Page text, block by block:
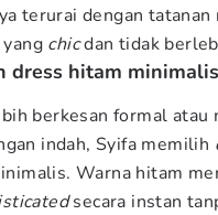
terurai dengan
chicdan tidak
dress hitam minimalis
berkesan formal atau
indah, Syifa memilih
Warna hitam
secara instan